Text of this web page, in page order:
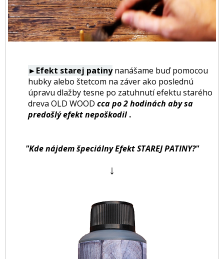
►Efekt starej patinynanášame buď pomocou
hubky alebo štetcom na záver ako poslednú
úpravu dlažby tesne po zatuhnutí efektu starého
dreva OLD WOOD cca po 2 hodinách aby sa
predošlý efekt nepoškodil.
"Kde nájdem špeciálny Efekt STAREJ PATINY?"
↓